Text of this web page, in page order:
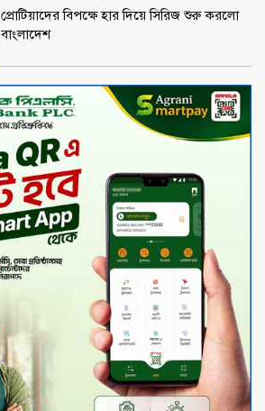
প্রোটিয়াদের বিপক্ষে হার দিয়ে সিরিজ শুরু করলো
বাংলাদেশ